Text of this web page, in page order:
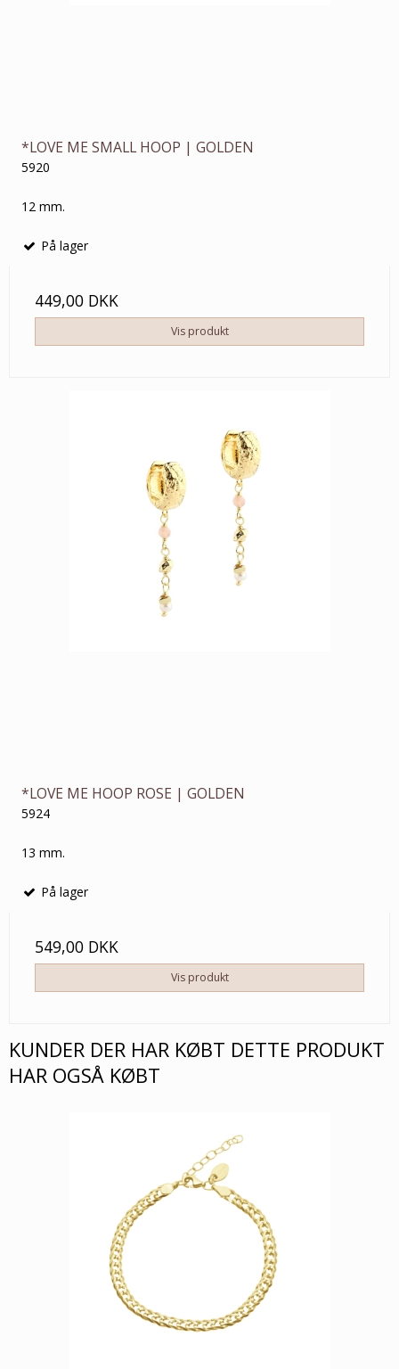
*LOVE ME SMALL HOOP | GOLDEN
5920
12 mm.
På lager
449,00 DKK
Vis produkt
*LOVE ME HOOP ROSE | GOLDEN
5924
13 mm.
På lager
549,00 DKK
Vis produkt
KUNDER DER HAR KØBT DETTE PRODUKT
HAR OGSÅ KØBT